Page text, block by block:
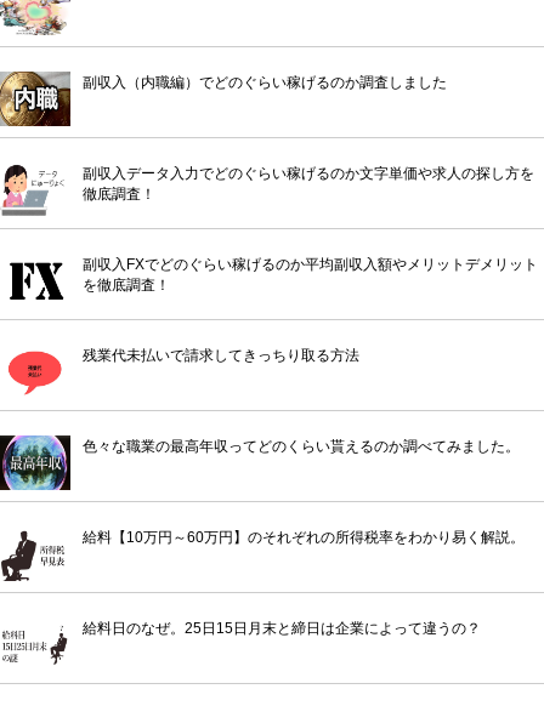
副収入（内職編）でどのぐらい稼げるのか調査しました
副収入データ入力でどのぐらい稼げるのか文字単価や求人の探し方を
徹底調査！
副収入FXでどのぐらい稼げるのか平均副収入額やメリットデメリット
を徹底調査！
残業代未払いで請求してきっちり取る方法
色々な職業の最高年収ってどのくらい貰えるのか調べてみました。
給料【10万円～60万円】のそれぞれの所得税率をわかり易く解説。
給料日のなぜ。25日15日月末と締日は企業によって違うの？